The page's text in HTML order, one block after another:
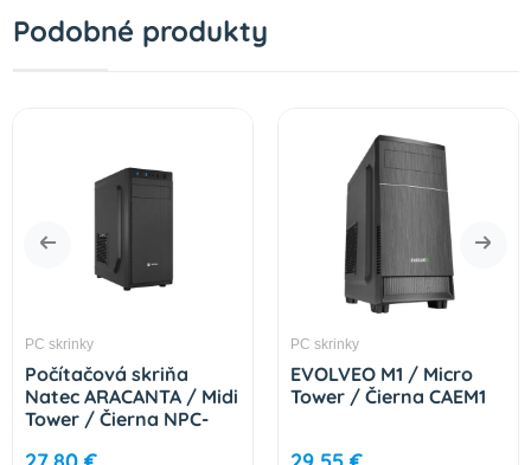
Podobné produkty
PC skrinky
Počítačová skriňa
Natec ARACANTA / Midi
Tower / Čierna NPC-
PC skrinky
EVOLVEO M1 / Micro
Tower / Čierna CAEM1